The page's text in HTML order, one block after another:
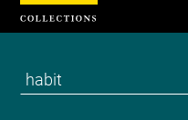
Cookies management panel